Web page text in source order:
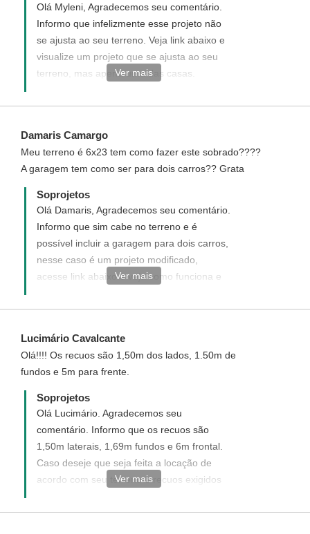
Olá Myleni, Agradecemos seu comentário.
Informo que infelizmente esse projeto não
se ajusta ao seu terreno. Veja link abaixo e
visualize um projeto que se ajusta ao seu
terreno, mas apena uma das casas.
casas/Casa-Geminada-com-tres-quartos-
Ver mais
Damaris Camargo
Meu terreno é 6x23 tem como fazer este sobrado????
A garagem tem como ser para dois carros?? Grata
Soprojetos
Olá Damaris, Agradecemos seu comentário.
Informo que sim cabe no terreno e é
possível incluir a garagem para dois carros,
nesse caso é um projeto modificado,
acesse link abaixo e veja como funciona e
http://www.soprojetos.com.br/ver/modificacao?
Ver mais
Lucimário Cavalcante
Olá!!!! Os recuos são 1,50m dos lados, 1.50m de
fundos e 5m para frente.
Soprojetos
Olá Lucimário. Agradecemos seu
comentário. Informo que os recuos são
1,50m laterais, 1,69m fundos e 6m frontal.
Caso deseje que seja feita a locação de
acordo com seu terreno e recuos exigidos
email atendimento@soprojetos.com.br
Ver mais